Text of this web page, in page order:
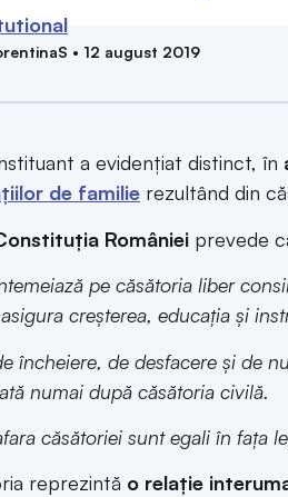
• 12 august 2019
a evidențiat distinct, în
de familie rezultând din
României prevede
pe căsătoria liber
creșterea, educația și
încheiere, de desfacere și de
numai după căsătoria civilă.
căsătoriei sunt egali în fața
reprezintă o relație